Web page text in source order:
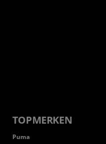
TOPMERKEN
Puma